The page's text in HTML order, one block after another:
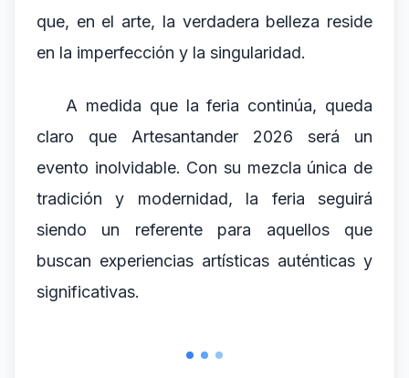
que, en el arte, la verdadera belleza reside
en la imperfección y la singularidad.
A medida que la feria continúa, queda
claro que Artesantander 2026 será un
evento inolvidable. Con su mezcla única de
tradición y modernidad, la feria seguirá
siendo un referente para aquellos que
buscan experiencias artísticas auténticas y
significativas.